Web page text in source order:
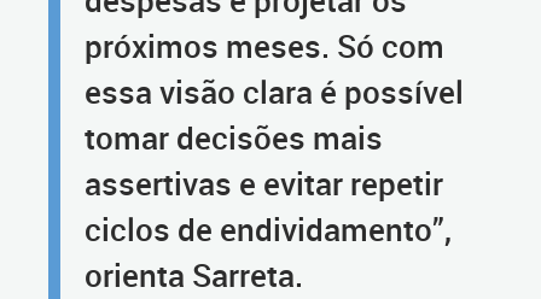
próximos meses. Só com
essa visão clara é possível
tomar decisões mais
assertivas e evitar repetir
ciclos de endividamento”,
orienta Sarreta.